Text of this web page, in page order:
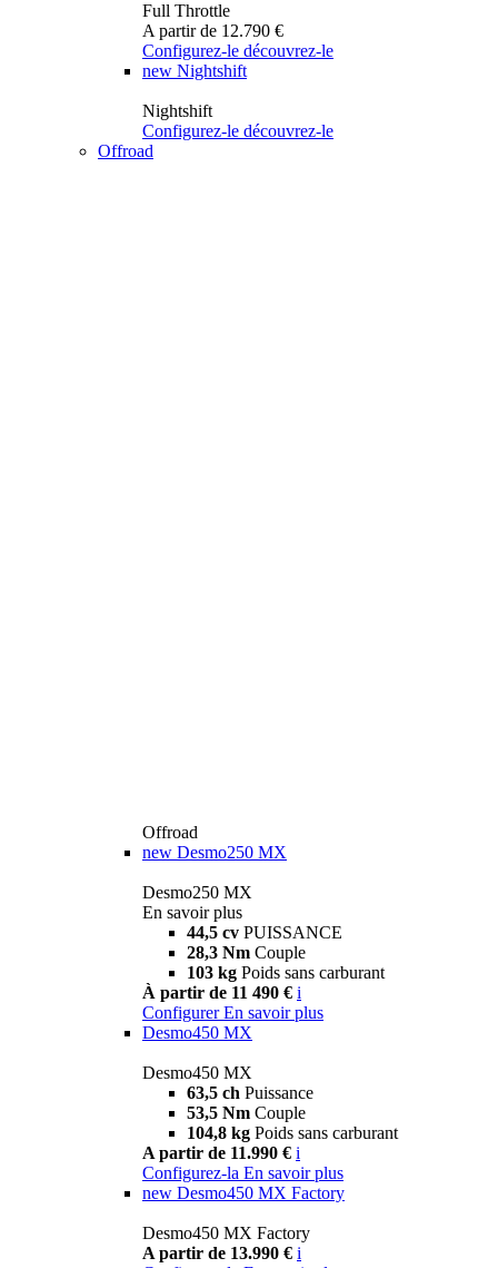
Full Throttle
A partir de 12.790 €
Configurez-le découvrez-le
new Nightshift
Nightshift
Configurez-le découvrez-le
Offroad
Offroad
new Desmo250 MX
Desmo250 MX
En savoir plus
44,5 cv PUISSANCE
28,3 Nm Couple
103 kg Poids sans carburant
À partir de 11 490 € i
Configurer En savoir plus
Desmo450 MX
Desmo450 MX
63,5 ch Puissance
53,5 Nm Couple
104,8 kg Poids sans carburant
A partir de 11.990 € i
Configurez-la En savoir plus
new Desmo450 MX Factory
Desmo450 MX Factory
A partir de 13.990 € i